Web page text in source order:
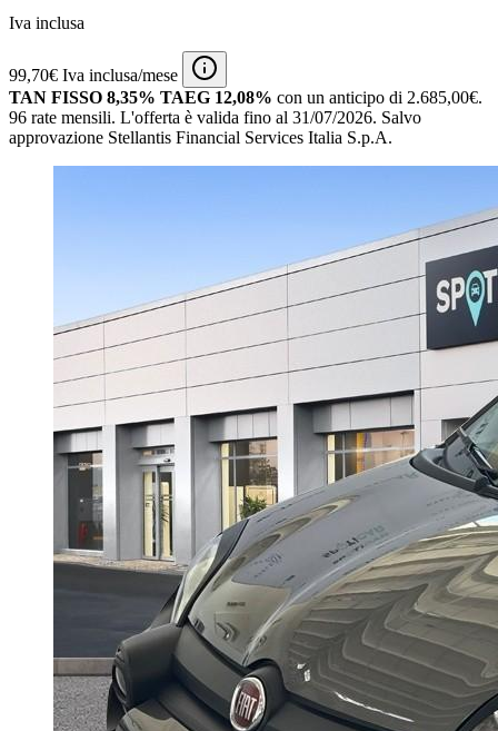
Iva inclusa
99,70€ Iva inclusa/mese
TAN FISSO 8,35% TAEG 12,08% con un anticipo di 2.685,00€.
96 rate mensili. L'offerta è valida fino al 31/07/2026. Salvo
approvazione Stellantis Financial Services Italia S.p.A.